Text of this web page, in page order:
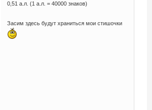
0,51 а.л. (1 а.л. = 40000 знаков)
Засим здесь будут храниться мои стишочки